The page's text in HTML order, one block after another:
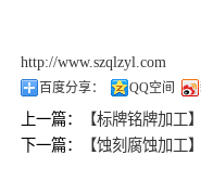
http://www.szqlzyl.com
百度分享： QQ空间
上一篇：
【标牌铭牌加工】
下一篇：
【蚀刻腐蚀加工
标牌铭牌系列
超薄垫片系列